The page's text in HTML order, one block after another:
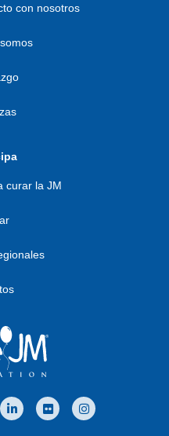
con nosotros
curar la JM